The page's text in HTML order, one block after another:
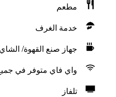
مطعم
خدمة الغرف
جهاز صنع القهوة/ الشاي
واي فاي متوفر في
تلفاز